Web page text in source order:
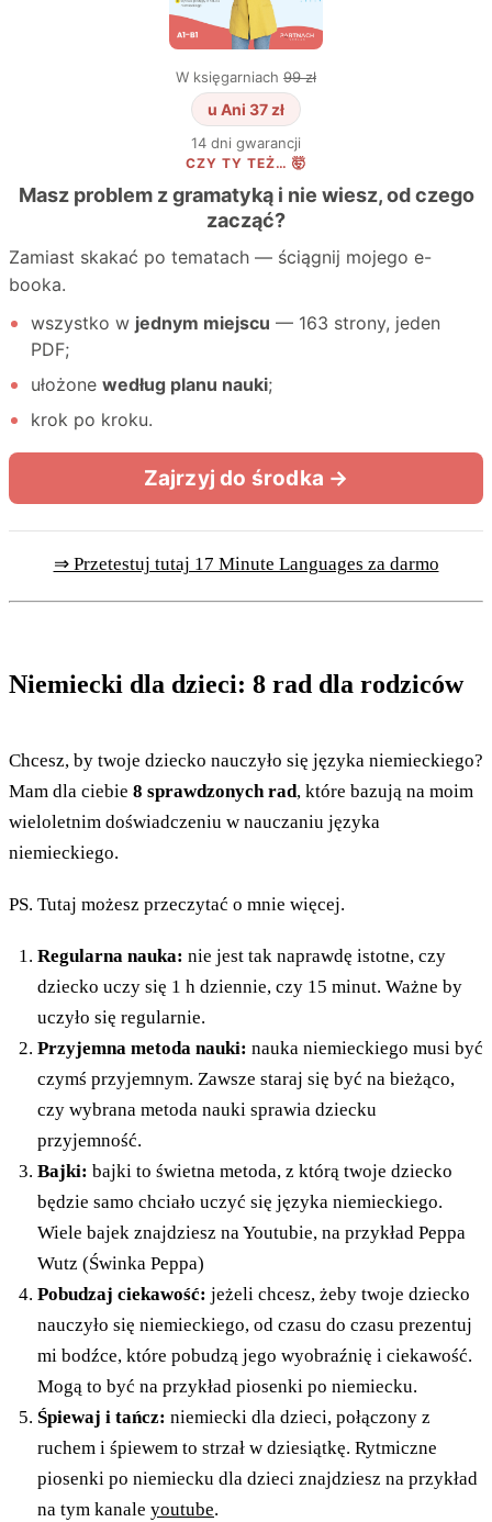
⇒ Przetestuj tutaj 17 Minute Languages za darmo
Niemiecki dla dzieci: 8 rad dla rodziców
Chcesz, by twoje dziecko nauczyło się języka niemieckiego?
Mam dla ciebie 8 sprawdzonych rad, które bazują na moim
wieloletnim doświadczeniu w nauczaniu języka
niemieckiego.
PS. Tutaj możesz przeczytać o mnie więcej.
Regularna nauka: nie jest tak naprawdę istotne, czy
dziecko uczy się 1 h dziennie, czy 15 minut. Ważne by
uczyło się regularnie.
Przyjemna metoda nauki: nauka niemieckiego musi być
czymś przyjemnym. Zawsze staraj się być na bieżąco,
czy wybrana metoda nauki sprawia dziecku
przyjemność.
Bajki: bajki to świetna metoda, z którą twoje dziecko
będzie samo chciało uczyć się języka niemieckiego.
Wiele bajek znajdziesz na Youtubie, na przykład Peppa
Wutz (Świnka Peppa)
Pobudzaj ciekawość: jeżeli chcesz, żeby twoje dziecko
nauczyło się niemieckiego, od czasu do czasu prezentuj
mi bodźce, które pobudzą jego wyobraźnię i ciekawość.
Mogą to być na przykład piosenki po niemiecku.
Śpiewaj i tańcz: niemiecki dla dzieci, połączony z
ruchem i śpiewem to strzał w dziesiątkę. Rytmiczne
piosenki po niemiecku dla dzieci znajdziesz na przykład
na tym kanale youtube.